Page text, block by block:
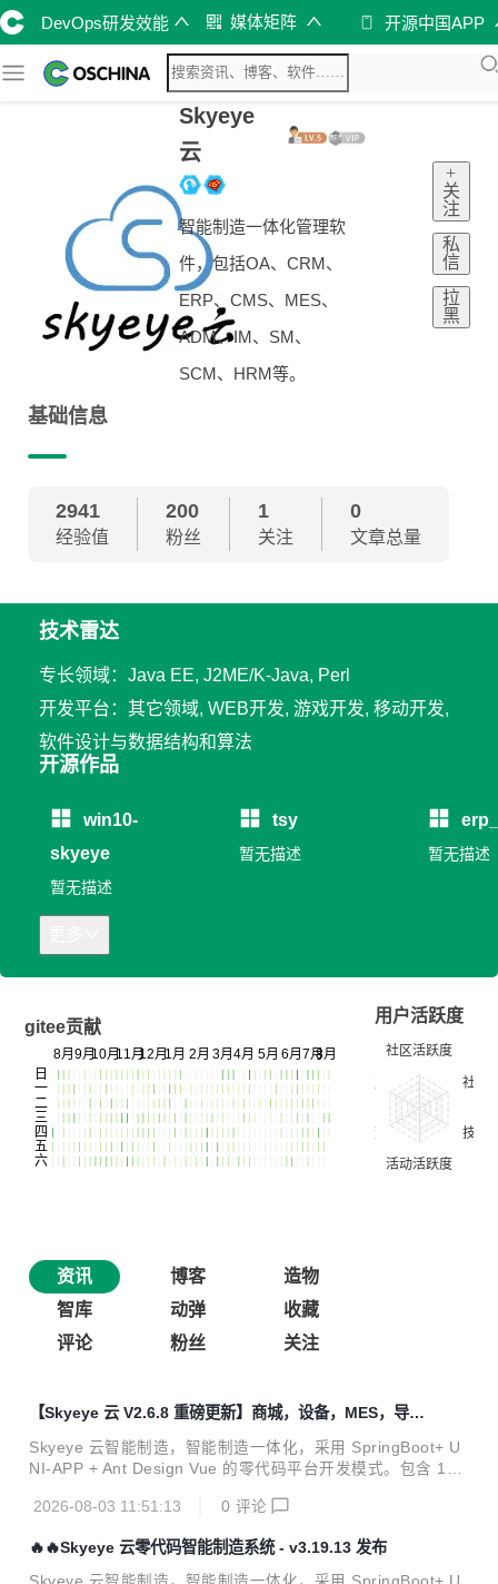
DevOps研发效能 媒体矩阵 开源中国APP
Skyeye
云
智能制造一体化管理软
件，包括OA、CRM、
ERP、CMS、MES、
ADM、IM、SM、
SCM、HRM等。
+
关
注
私
信
拉
黑
基础信息
2941
经验值
200
粉丝
1
关注
0
文章总量
技术雷达
专长领域：Java EE, J2ME/K-Java, Perl
开发平台：其它领域, WEB开发, 游戏开发, 移动开发,
软件设计与数据结构和算法
开源作品
win10-
skyeye
暂无描述
tsy
暂无描述 暂无描述
gitee贡献
用户活跃度
资讯 博客
造物
智库
动弹
收藏
评论
粉丝 关注
【Skyeye 云 V2.6.8 重磅更新】商城，设备，MES，导入
导出等模块全面升级
Skyeye 云智能制造，智能制造一体化，采用 SpringBoot+ U
NI-APP + Ant Design Vue 的零代码平台开发模式。包含 100
R、AI、项目、商城、财务、多班次考勤、薪资、招聘、云售
网首套零代码、功能最全的智能制造行业供应链一体化管理软
件。 官方网站 开发文档 视频教程 功能清单 Skyeye 云【源代
2026-08-03 11:51:13 0 评论
🔥🔥Skyeye 云零代码智能制造系统 - v3.19.13 发布